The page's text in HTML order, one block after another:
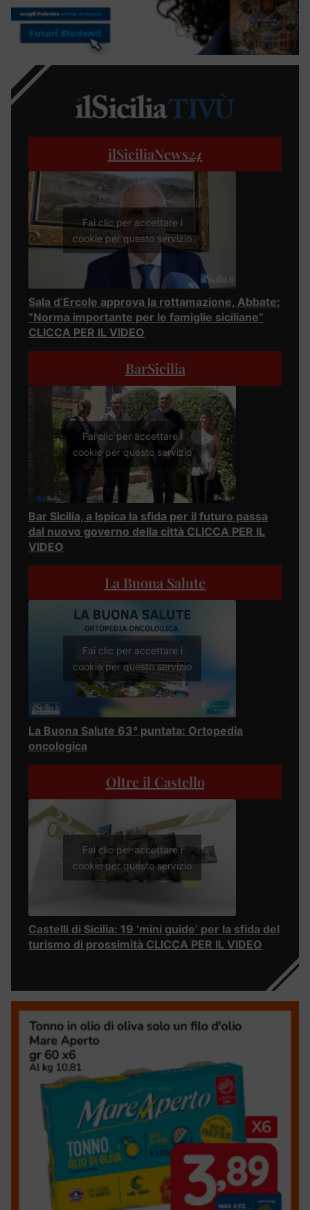
ilSiciliaNews24
Fai clic per accettare i
cookie per questo servizio
Sala d’Ercole approva la rottamazione, Abbate:
“Norma importante per le famiglie siciliane”
CLICCA PER IL VIDEO
BarSicilia
Fai clic per accettare i
cookie per questo servizio
Bar Sicilia, a Ispica la sfida per il futuro passa
dal nuovo governo della città CLICCA PER IL
VIDEO
La Buona Salute
Fai clic per accettare i
cookie per questo servizio
La Buona Salute 63° puntata: Ortopedia
oncologica
Oltre il Castello
Fai clic per accettare i
cookie per questo servizio
Castelli di Sicilia: 19 ‘mini guide’ per la sfida del
turismo di prossimità CLICCA PER IL VIDEO